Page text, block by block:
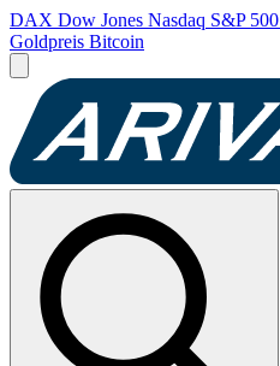
DAX Dow Jones Nasdaq S&P 500
Goldpreis Bitcoin